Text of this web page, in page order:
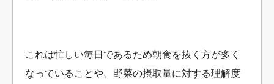
これは忙しい毎日であるため朝食を抜く方が多く
なっていることや、野菜の摂取量に対する理解度